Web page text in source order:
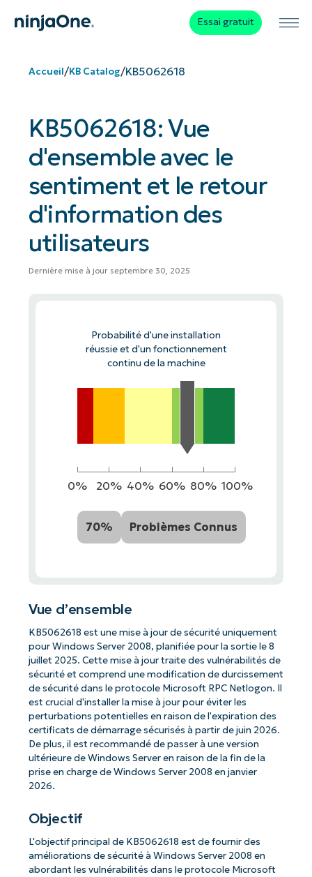
Essai gratuit
Accueil/KB Catalog/KB5062618
KB5062618: Vue
d'ensemble avec le
sentiment et le retour
d'information des
utilisateurs
Dernière mise à jour septembre 30, 2025
Probabilité d'une installation
réussie et d'un fonctionnement
continu de la machine
0% 20% 40% 60% 80% 100%
70% Problèmes Connus
Vue d’ensemble
KB5062618 est une mise à jour de sécurité uniquement
pour Windows Server 2008, planifiée pour la sortie le 8
juillet 2025. Cette mise à jour traite des vulnérabilités de
sécurité et comprend une modification de durcissement
de sécurité dans le protocole Microsoft RPC Netlogon. Il
est crucial d'installer la mise à jour pour éviter les
perturbations potentielles en raison de l'expiration des
certificats de démarrage sécurisés à partir de juin 2026.
De plus, il est recommandé de passer à une version
ultérieure de Windows Server en raison de la fin de la
prise en charge de Windows Server 2008 en janvier
2026.
Objectif
L'objectif principal de KB5062618 est de fournir des
améliorations de sécurité à Windows Server 2008 en
abordant les vulnérabilités dans le protocole Microsoft